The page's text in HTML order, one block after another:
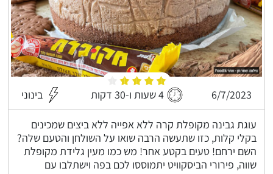
6/7/2023 4 שעות ו-30 דקות בינוני
עוגת גבינה מקופלת קרה ללא אפייה ללא ביצים שמכינים
בקלי קלות, כזו שתעשה הרבה שואו על השולחן והטעם שלה?
השם ירחם! טעים בקטע אחר! מש כמו מעין גלידת מקופלת
שווה, פירורי הביסקוויט יתמוססו לכם בפה וישתלבו עם